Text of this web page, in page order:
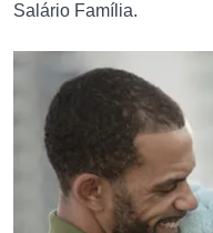
Salário Família.